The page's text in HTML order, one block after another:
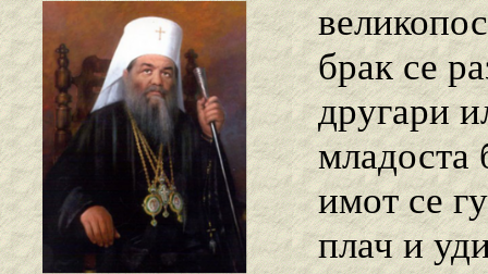
брак се
другари
младоста
имот се
плач и